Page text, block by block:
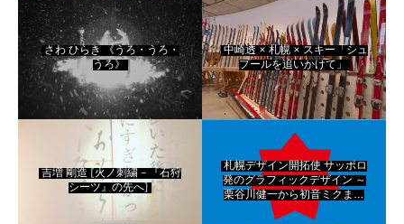
さわ ひらき 《うろ・うろ・
うろ》
中崎透 × 札幌 × スキー「シュ
プールを追いかけて」
吉増 剛造 [火ノ刺繍 – 『石狩
シーツ』の先へ]
札幌デザイン開拓使 サッポロ
発のグラフィックデザイン ～
栗谷川健一から初音ミクまで
～